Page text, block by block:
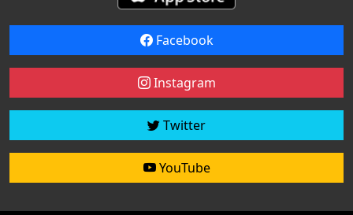
Facebook
Instagram
Twitter
YouTube